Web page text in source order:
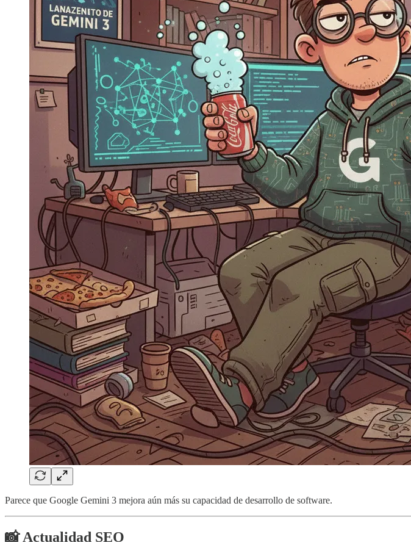
Parece que Google Gemini 3 mejora aún más su capacidad de desarrollo de software.
📸 Actualidad SEO